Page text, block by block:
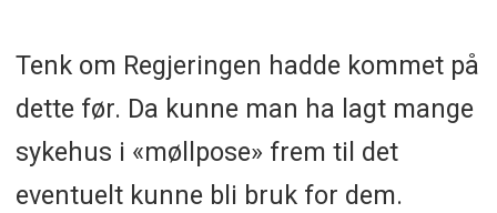
Tenk om Regjeringen hadde kommet på
dette før. Da kunne man ha lagt mange
sykehus i «møllpose» frem til det
eventuelt kunne bli bruk for dem.